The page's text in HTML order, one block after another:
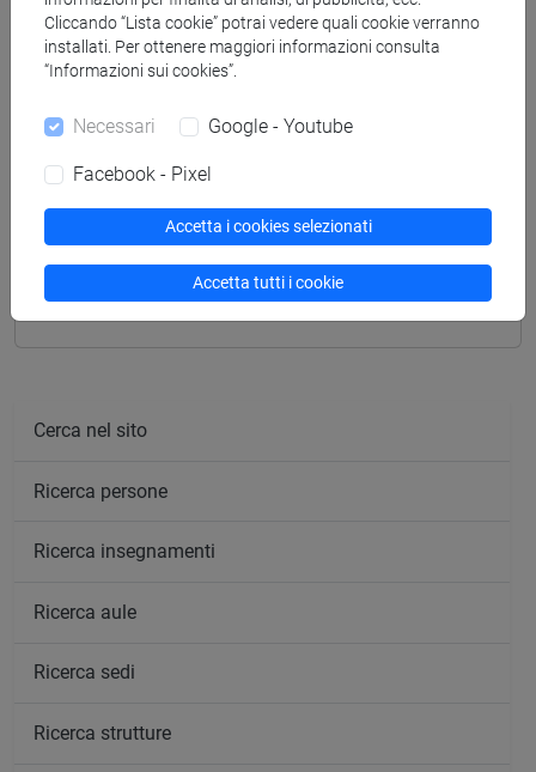
Materiali su Moodle
Corsi di studio e percorsi
TOWARDS INVESTMENT AND INTEGRATION
percorso comune
Cerca nel sito
Ricerca persone
Ricerca insegnamenti
Ricerca aule
Ricerca sedi
Ricerca strutture
Cliccando “Lista cookie” potrai vedere quali cookie verranno
installati. Per ottenere maggiori informazioni consulta
“Informazioni sui cookies”.
Necessari Google - Youtube
Facebook - Pixel
Accetta i cookies selezionati
Accetta tutti i cookie